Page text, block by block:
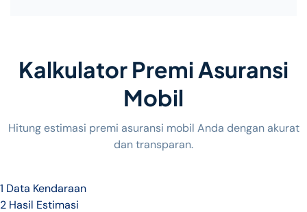
Kalkulator Premi Asuransi
Mobil
Hitung estimasi premi asuransi mobil Anda dengan akurat
dan transparan.
1 Data Kendaraan
2 Hasil Estimasi